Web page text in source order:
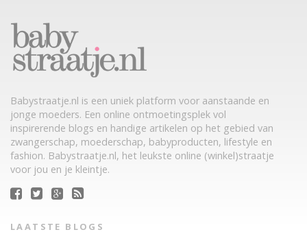
Babystraatje.nl is een uniek platform voor aanstaande en
jonge moeders. Een online ontmoetingsplek vol
inspirerende blogs en handige artikelen op het gebied van
zwangerschap, moederschap, babyproducten, lifestyle en
fashion. Babystraatje.nl, het leukste online (winkel)straatje
voor jou en je kleintje.
LAATSTE BLOGS